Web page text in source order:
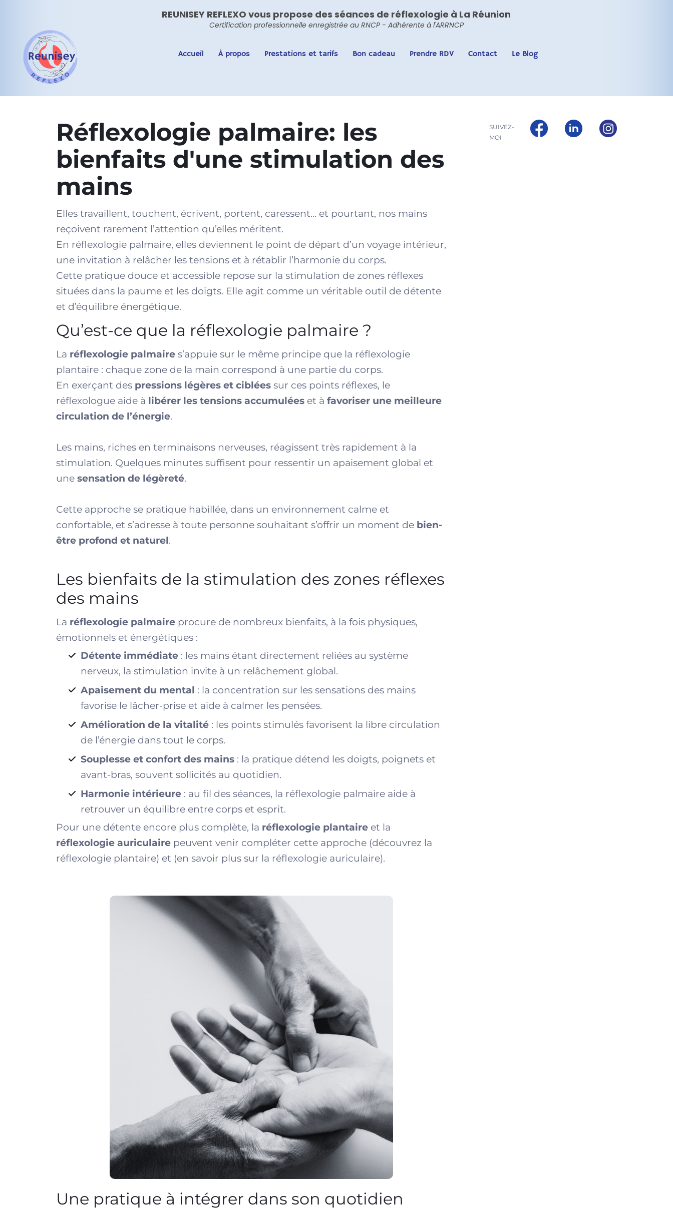
REUNISEY REFLEXO vous propose des séances de réflexologie à La Réunion
Certification professionnelle enregistrée au RNCP - Adhérente à l'ARRNCP
Accueil À propos Prestations et tarifs Bon cadeau Prendre RDV Contact Le Blog
Réflexologie palmaire: les
bienfaits d'une stimulation des
mains
Elles travaillent, touchent, écrivent, portent, caressent… et pourtant, nos mains
reçoivent rarement l’attention qu’elles méritent.
En réflexologie palmaire, elles deviennent le point de départ d’un voyage intérieur,
une invitation à relâcher les tensions et à rétablir l’harmonie du corps.
Cette pratique douce et accessible repose sur la stimulation de zones réflexes
situées dans la paume et les doigts. Elle agit comme un véritable outil de détente
et d’équilibre énergétique.
Qu’est-ce que la réflexologie palmaire ?
La réflexologie palmaire s’appuie sur le même principe que la réflexologie
plantaire : chaque zone de la main correspond à une partie du corps.
En exerçant des pressions légères et ciblées sur ces points réflexes, le
réflexologue aide à libérer les tensions accumulées et à favoriser une meilleure
circulation de l’énergie.
Les mains, riches en terminaisons nerveuses, réagissent très rapidement à la
stimulation. Quelques minutes suffisent pour ressentir un apaisement global et
une sensation de légèreté.
Cette approche se pratique habillée, dans un environnement calme et
confortable, et s’adresse à toute personne souhaitant s’offrir un moment de bien-
être profond et naturel.
Les bienfaits de la stimulation des zones réflexes
des mains
La réflexologie palmaire procure de nombreux bienfaits, à la fois physiques,
émotionnels et énergétiques :
Détente immédiate : les mains étant directement reliées au système
nerveux, la stimulation invite à un relâchement global.
Apaisement du mental : la concentration sur les sensations des mains
favorise le lâcher-prise et aide à calmer les pensées.
Amélioration de la vitalité : les points stimulés favorisent la libre circulation
de l’énergie dans tout le corps.
Souplesse et confort des mains : la pratique détend les doigts, poignets et
avant-bras, souvent sollicités au quotidien.
Harmonie intérieure : au fil des séances, la réflexologie palmaire aide à
retrouver un équilibre entre corps et esprit.
Pour une détente encore plus complète, la réflexologie plantaire et la
réflexologie auriculaire peuvent venir compléter cette approche (découvrez la
réflexologie plantaire) et (en savoir plus sur la réflexologie auriculaire).
Une pratique à intégrer dans son quotidien
SUIVEZ-
MOI